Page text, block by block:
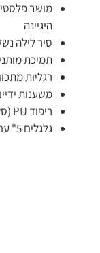
מושב
היגיינה​
סיר לילה
תמיכת
רגליות
משענות
ריפוד PU (סקאי) למושב, למשענת ולמשענות הידיים
גלגלים 5" עם בלמים